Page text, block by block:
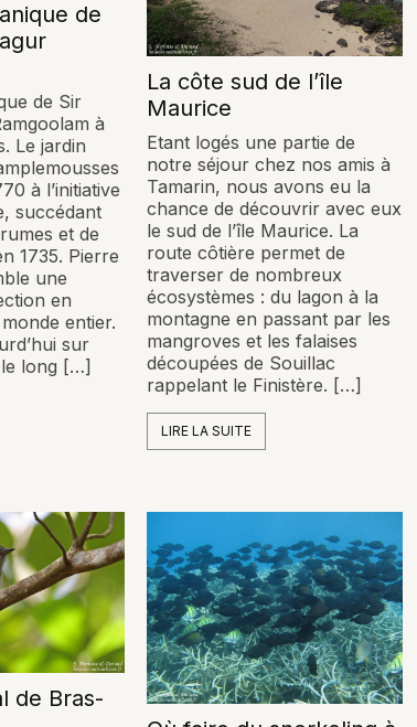
de
de Sir
à
Le jardin
à l’initiative
succédant
et de
1735. Pierre
une
en
entier.
sur
long […]
La côte sud de l’île
Maurice
Etant logés une partie de
notre séjour chez nos amis à
Tamarin, nous avons eu la
chance de découvrir avec eux
le sud de l’île Maurice. La
route côtière permet de
traverser de nombreux
écosystèmes : du lagon à la
montagne en passant par les
mangroves et les falaises
découpées de Souillac
rappelant le Finistère. […]
LIRE LA SUITE
de Bras-